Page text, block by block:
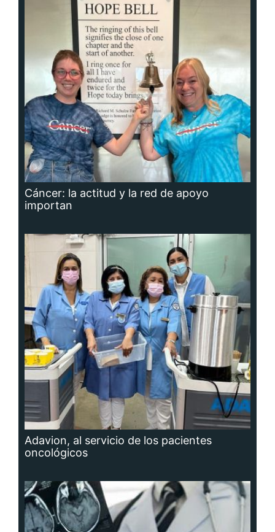
Cáncer: la actitud y la red de apoyo
importan
Adavion, al servicio de los pacientes
oncológicos